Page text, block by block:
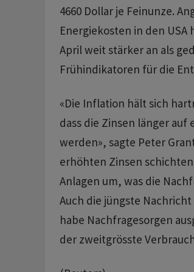
4660 Dollar je Feinunze.
Energiekosten in den
April weit stärker an als
Frühindikatoren für die
«Die Inflation hält sich
⁠dass die Zinsen länger
werden», sagte Peter
erhöhten Zinsen
Anlagen um, was die
Auch die jüngste
habe Nachfragesorgen
‌der zweitgrösste